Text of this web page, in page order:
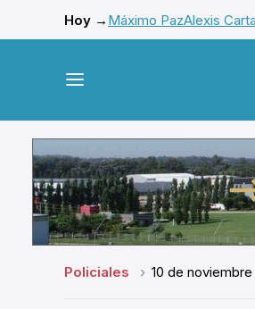
Hoy → Máximo PazAlexis
Policiales 10 de